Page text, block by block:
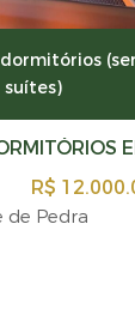
suítes)
R$
de Pedra